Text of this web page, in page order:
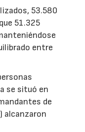
53.580
51.325
entre
se situó en
de
alcanzaron